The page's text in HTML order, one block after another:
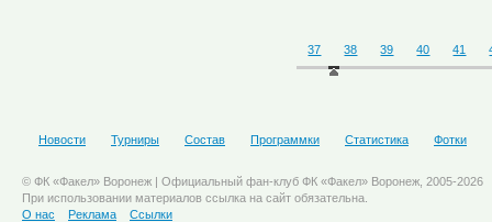
37 38 39 40 41
Новости Турниры Состав Программки Статистика Фотки
© ФК «Факел» Воронеж | Официальный фан-клуб ФК «Факел» Воронеж, 2005-2026
При использовании материалов ссылка на сайт обязательна.
О нас
Реклама Ссылки